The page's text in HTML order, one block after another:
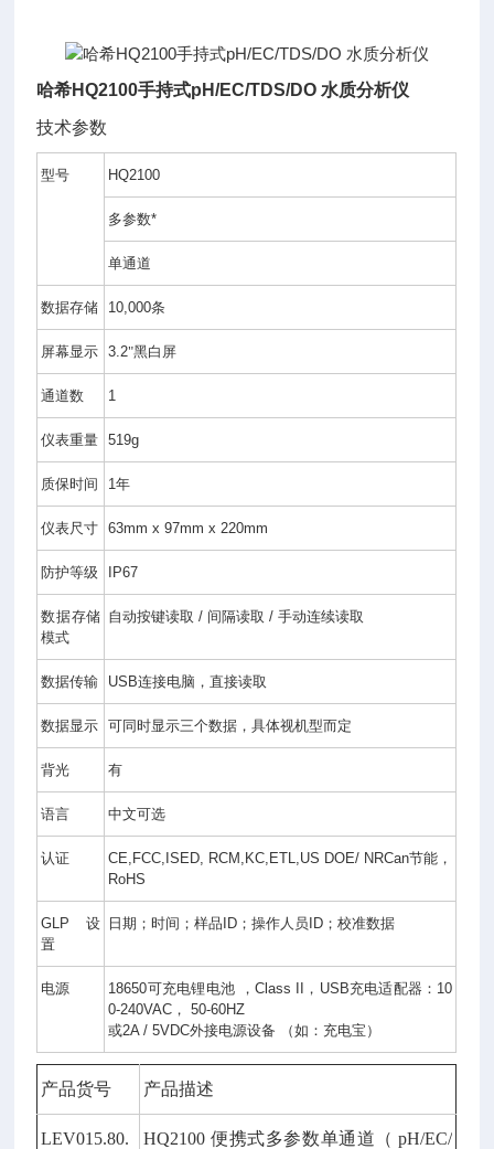
哈希HQ2100手持式pH/EC/TDS/DO 水质分析仪
技术参数
型号 HQ2100
多参数*
单通道
数据存储 10,000条
屏幕显示 3.2"黑白屏
通道数 1
仪表重量 519g
质保时间 1年
仪表尺寸 63mm x 97mm x 220mm
防护等级 IP67
数据存储
模式
自动按键读取 / 间隔读取 /手动连续读取
数据传输 USB连接电脑，直接读取
数据显示 可同时显示三个数据，具体视机型而定
背光 有
语言 中文可选
认证 CE,FCC,ISED, RCM,KC,ETL,US DOE/ NRCan节能，
RoHS
GLP设
置
日期；时间；样品 ID ；操作人员 ID ；校准数据
电源 18650可充电锂电池 ， Class II ， USB充电适配器： 10
0-240VAC ， 50-60HZ
或2A / 5VDC外接电源设备 （如：充电宝）
产品货号 产品描述
LEV015.80.
HQ2100便携式多参数单通道（ pH/EC/